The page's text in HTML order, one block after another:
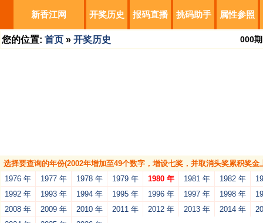
新香江网 开奖历史 报码直播 挑码助手 属性参照
您的位置: 首页 » 开奖历史 000期
选择要查询的年份(2002年增加至49个数字，增设七奖，并取消头奖累积奖
1976 年
1977 年 1978 年 1979 年 1980 年 1981 年 1982 年
1992 年
1993 年 1994 年 1995 年 1996 年 1997 年 1998 年
2008 年
2009 年 2010 年 2011 年 2012 年 2013 年 2014 年